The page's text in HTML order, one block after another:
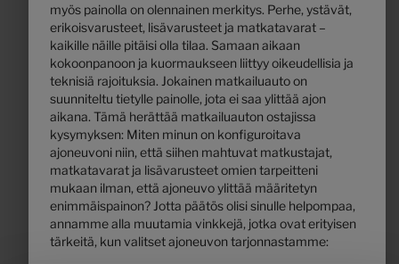
Hymer B-Klasse MasterLine I
880
myös painolla on olennainen merkitys. Perhe, ystävät,
erikoisvarusteet, lisävarusteet ja matkatavarat –
kaikille näille pitäisi olla tilaa. Samaan aikaan
kokoonpanoon ja kuormaukseen liittyy oikeudellisia ja
teknisiä rajoituksia. Jokainen matkailuauto on
suunniteltu tietylle painolle, jota ei saa ylittää ajon
aikana. Tämä herättää matkailuauton ostajissa
kysymyksen: Miten minun on konfiguroitava
ajoneuvoni niin, että siihen mahtuvat matkustajat,
matkatavarat ja lisävarusteet omien tarpeitteni
mukaan ilman, että ajoneuvo ylittää määritetyn
enimmäispainon? Jotta päätös olisi sinulle helpompaa,
annamme alla muutamia vinkkejä, jotka ovat erityisen
tärkeitä, kun valitset ajoneuvon tarjonnastamme: